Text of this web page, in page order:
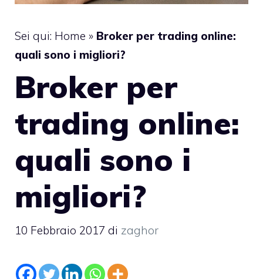
Sei qui: Home » Broker per trading online:
quali sono i migliori?
Broker per
trading online:
quali sono i
migliori?
10 Febbraio 2017 di zaghor